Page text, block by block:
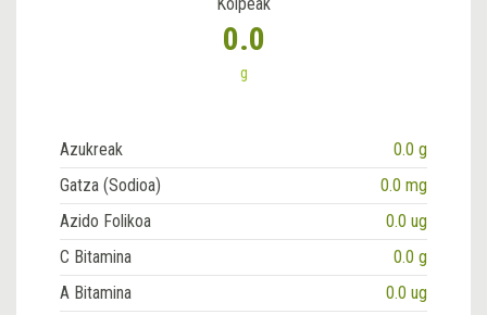
0.0
g
Azukreak
0.0 g
Gatza (Sodioa)
0.0 mg
Azido Folikoa
0.0 ug
C Bitamina
0.0 g
A Bitamina
0.0 ug